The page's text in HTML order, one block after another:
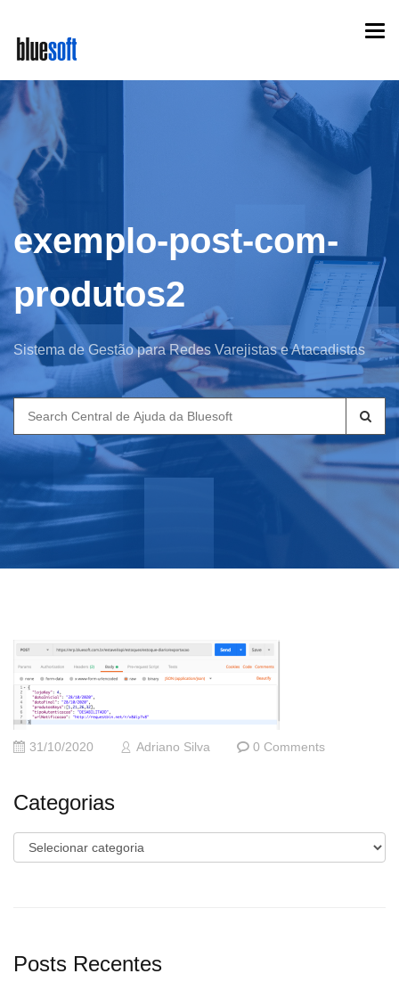
main
content
exemplo-post-com-
produtos2
Sistema de Gestão para Redes Varejistas e Atacadistas
Search
for:
31/10/2020 Adriano Silva 0 Comments
Categorias
Categorias
Posts Recentes